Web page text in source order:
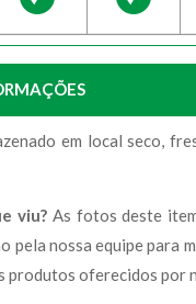
em local seco,
viu?As fotos deste
pela nossa equipe para
produtos oferecidos por